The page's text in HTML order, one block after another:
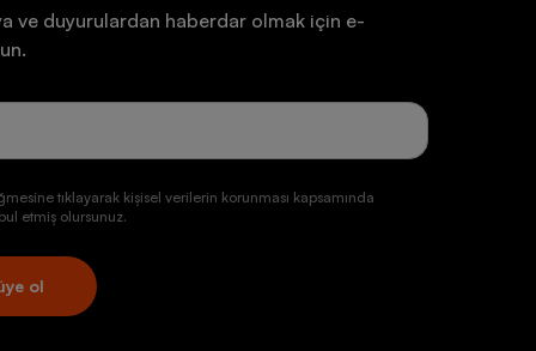
ve duyurulardan haberdar olmak için e-
tıklayarak kişisel verilerin korunması kapsamında
etmiş olursunuz.
ol